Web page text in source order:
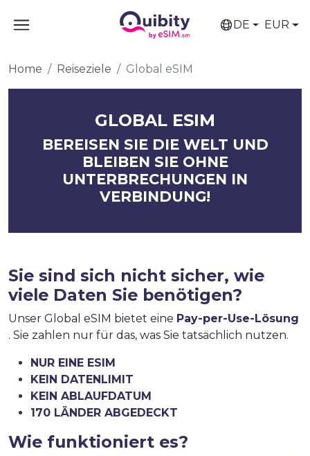
DE EUR
Home Reiseziele Global eSIM
GLOBAL ESIM
BEREISEN SIE DIE WELT UND
BLEIBEN SIE OHNE
UNTERBRECHUNGEN IN
VERBINDUNG!
Sie sind sich nicht sicher, wie
viele Daten Sie benötigen?
Unser Global eSIM bietet eine Pay-per-Use-Lösung
. Sie zahlen nur für das, was Sie tatsächlich nutzen.
NUR EINE ESIM
KEIN DATENLIMIT
KEIN ABLAUFDATUM
170 LÄNDER ABGEDECKT
Wie funktioniert es?